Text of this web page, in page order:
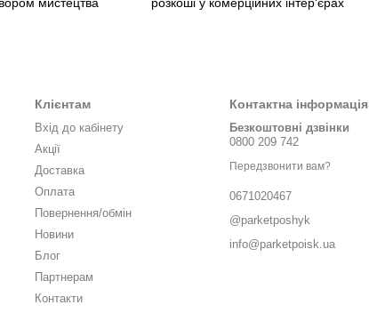
мистецтва
розкоші у комерційних інтер'єрах
Клієнтам
Вхід до кабінету
Акції
Доставка
Оплата
Повернення/обмін
Новини
Блог
Партнерам
Контакти
Контактна інформація
Безкоштовні дзвінки
0800 209 742
Передзвонити вам?
0671020467
@parketposhyk
info@parketpoisk.ua